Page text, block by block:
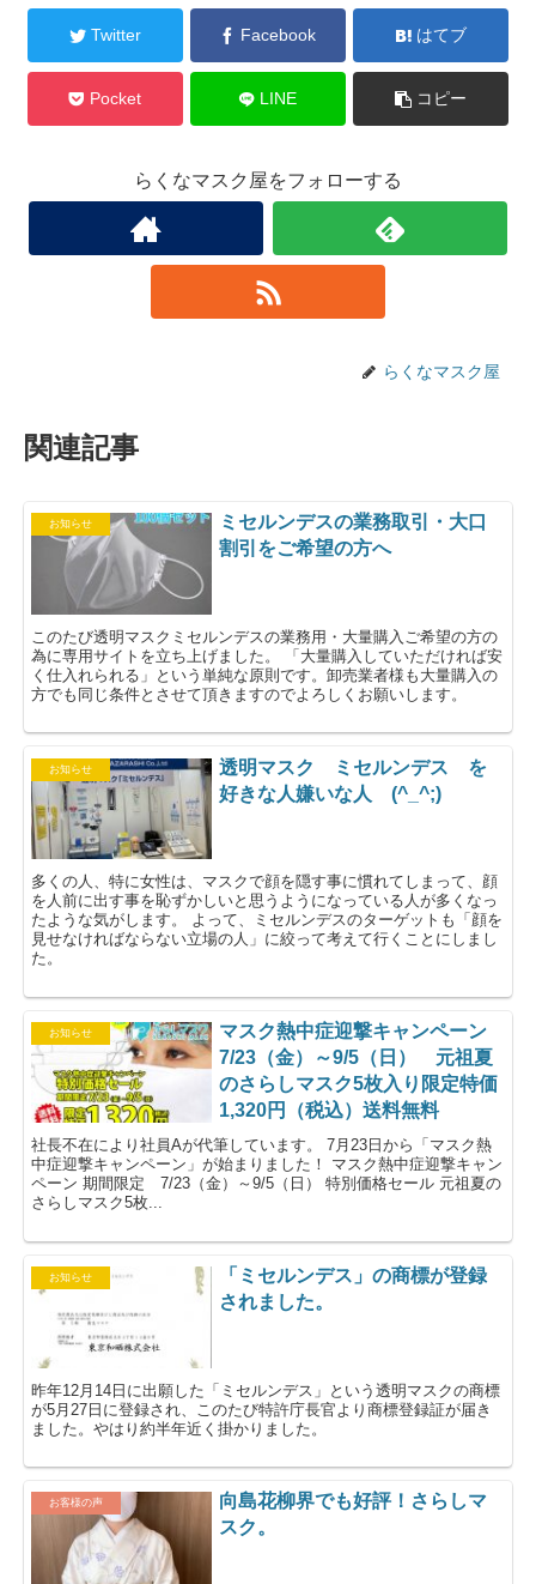
Twitter Facebook はてブ
Pocket LINE コピー
らくなマスク屋をフォローする
らくなマスク屋
関連記事
お知らせ
ミセルンデスの業務取引・大口
割引をご希望の方へ
このたび透明マスクミセルンデスの業務用・大量購入ご希望の方の
為に専用サイトを立ち上げました。 「大量購入していただければ安
く仕入れられる」という単純な原則です。卸売業者様も大量購入の
方でも同じ条件とさせて頂きますのでよろしくお願いします。
お知らせ
透明マスク ミセルンデス を
好きな人嫌いな人 (^_^;)
多くの人、特に女性は、マスクで顔を隠す事に慣れてしまって、顔
を人前に出す事を恥ずかしいと思うようになっている人が多くなっ
たような気がします。 よって、ミセルンデスのターゲットも「顔を
見せなければならない立場の人」に絞って考えて行くことにしまし
た。
お知らせ
マスク熱中症迎撃キャンペーン
7/23（金）～9/5（日） 元祖夏
のさらしマスク5枚入り限定特価
1,320円（税込）送料無料
社長不在により社員Aが代筆しています。 7月23日から「マスク熱
中症迎撃キャンペーン」が始まりました！ マスク熱中症迎撃キャン
ペーン 期間限定 7/23（金）～9/5（日） 特別価格セール 元祖夏の
さらしマスク5枚...
お知らせ
「ミセルンデス」の商標が登録
されました。
昨年12月14日に出願した「ミセルンデス」という透明マスクの商標
が5月27日に登録され、このたび特許庁長官より商標登録証が届き
ました。やはり約半年近く掛かりました。
お客様の声
向島花柳界でも好評！さらしマ
スク。